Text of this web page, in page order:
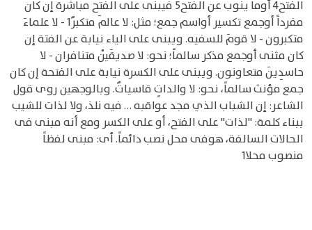
الفتح4 أوما ينوب عن الفتح5 فيبنى على الفتح مباشرة إن كان
مفرداً أوجمع تكسير أواسم جمع؛ مثل: لا عالمَ متكبرٌ1 - لا علماءَ
متكبرون - لا قومَ للسفيه. ويبنى على الياء نيابة عن الفتة إن
كان مثنى أوجمع مذكر سالماً؛ نحو: لا صديقَيْن متنافران - لا
حاسدِينَ متعاونون. ويبنى على الكسرة نيابة على الفتحة إن كان
جمع مؤنث سالماً، نحو: لا والداتٍ قاسياتٌ. وبالوجهين روى قول
الشاعر: إن الشباب الذي مجد عواقبه … فيه نلذ، ولا لذات للشيب
ببناء كلمة: "لذات" على الفتح، أو على الكسر ومع أنه مبنى فى
الحالات السالفة، هوفى محل نصب دائماً. أى: مبنى لفظاً
منصوب محلا1